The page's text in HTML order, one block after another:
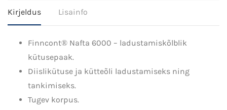
Kirjeldus Lisainfo
Finncont® Nafta 6000 – ladustamiskõlblik
kütusepaak.
Diislikütuse ja kütteõli ladustamiseks ning
tankimiseks.
Tugev korpus.